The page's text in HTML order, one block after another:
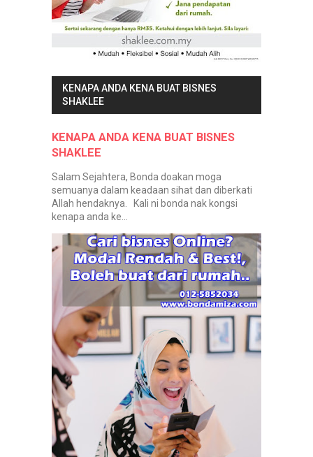
KENAPA ANDA KENA BUAT BISNES
SHAKLEE
KENAPA ANDA KENA BUAT BISNES
SHAKLEE
Salam Sejahtera, Bonda doakan moga
semuanya dalam keadaan sihat dan diberkati
Allah hendaknya. Kali ni bonda nak kongsi
kenapa anda ke...